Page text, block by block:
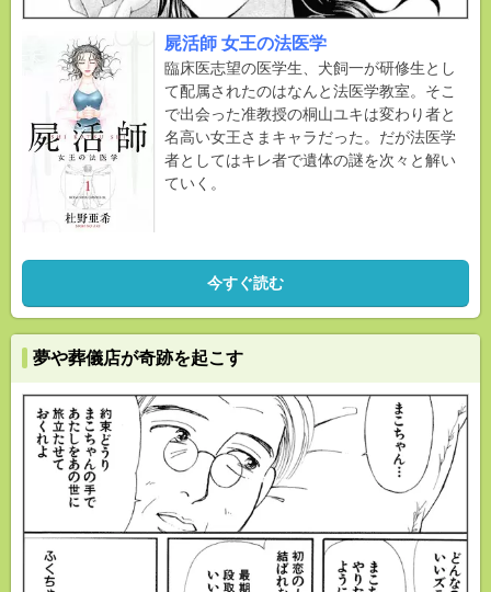
屍活師 女王の法医学
臨床医志望の医学生、犬飼一が研修生とし
て配属されたのはなんと法医学教室。そこ
で出会った准教授の桐山ユキは変わり者と
名高い女王さまキャラだった。だが法医学
者としてはキレ者で遺体の謎を次々と解い
ていく。
今すぐ読む
夢や葬儀店が奇跡を起こす